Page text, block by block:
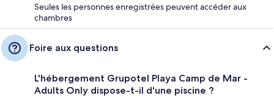
Seules les personnes enregistrées peuvent accéder aux
chambres
Foire aux questions
L'hébergement Grupotel Playa Camp de Mar -
Adults Only dispose-t-il d'une piscine ?